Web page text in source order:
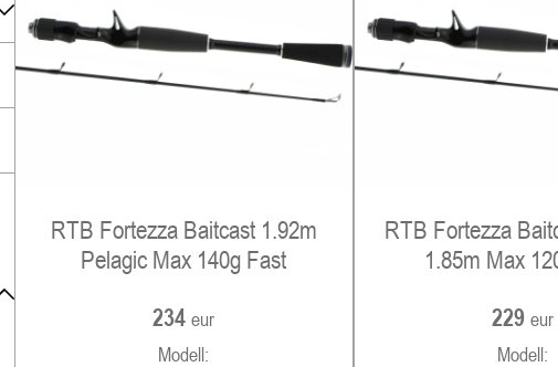
RTB Fortezza Baitcast 1.92m
Pelagic Max 140g Fast
234eur
Modell:
RTB Fortezza
1.85m Max
229 eur
Modell: